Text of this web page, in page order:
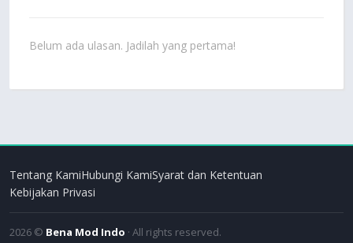
Belum ada ulasan. Jadilah yang pertama!
Tentang KamiHubungi KamiSyarat dan Ketentuan
Kebijakan Privasi
2026 © Bena Mod Indo · All rights reserved.